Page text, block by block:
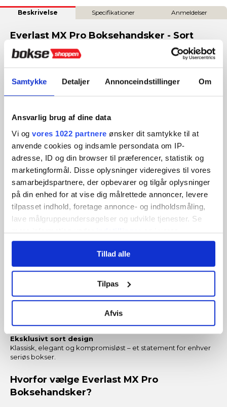
Samtykke Detaljer Annonceindstillinger Om
Ansvarlig brug af dine data
Vi og vores 1022 partnere ønsker dit samtykke til at
anvende cookies og indsamle persondata om IP-
adresse, ID og din browser til præferencer, statistik og
marketingformål. Disse oplysninger videregives til vores
samarbejdspartnere, der opbevarer og tilgår oplysninger
på din enhed for at vise dig målrettede annoncer, levere
tilpasset indhold, foretage annonce- og indholdsmåling,
lave målgruppeundersøgelser og udvikle tjenester. Se
mere information underindstillingerog i vores
persondatapolitik. Du kan altid trække dit samtykke
tilbage eller ændre indstillinger fra vores
"Cookiedeklaration", eller ved at trykke på "Privacy
Hvis du tillader det, vil vi også gerne:
Indsamle præcise oplysninger om din placering, der
Identificere din enhed baseret på en scanning af
dens unikke karakteristika (fingerprinting)
Vi og vores samarbejdspartnere bruger cookies for at
Tillad alle
Tilpas
Afvis
Beskrivelse Specifikationer Anmeldelser
Everlast MX Pro Boksehandsker - Sort
Når kun det bedste er godt nok.
Everlast MX Pro
Boksehandsker – Sorter håndlavet i Mexico og skabt til
slagkraft. Kombinationen af ægte læder, hestehår og skum
Funktioner og fordele
Håndlavet i Mexico
Fremstillet af førsteklasses læder, der sikrer slidstyrke,
fleksibilitet og en eksklusiv finish.
Kombination af hestehår og skum
Den unikke polstring giver en optimal fornemmelse af slagkraft
og præcis energi-overførsel ved hvert punch.
Snørelukning
gennem hele kampen.
Udviklet til professionelle boksekampe – testet og anvendt af
Perfekt balance mellem kraft og kontrol
Den nøje afstemte konstruktion gør handskerne ideelle til
præcision, hurtighed og eksplosiv styrke.
Eksklusivt sort design
Klassisk, elegant og kompromisløst – et statement for enhver
seriøs bokser.
Hvorfor vælge Everlast MX Pro
Boksehandsker?